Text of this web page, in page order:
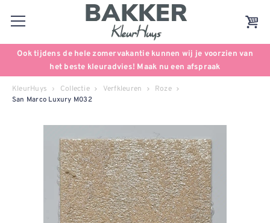
Ook tijdens de hele zomervakantie kunnen wij je voorzien van
het beste kleuradvies! Maak nu een afspraak
KleurHuys Collectie Verfkleuren Roze
San Marco Luxury M032